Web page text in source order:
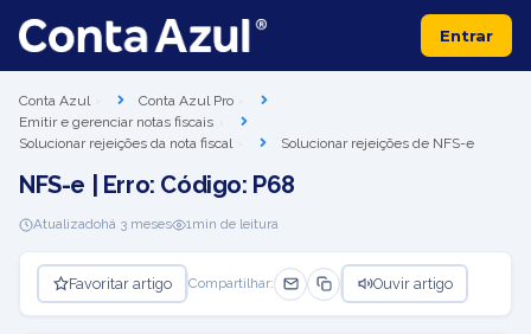
Entrar
Conta Azul
Conta Azul Pro
Emitir e gerenciar notas fiscais
Solucionar rejeições da nota fiscal
Solucionar rejeições de NFS-e
NFS-e | Erro: Código: P68
Atualizadohá 3 meses 1min de leitura
Favoritar artigo Compartilhar: Ouvir artigo